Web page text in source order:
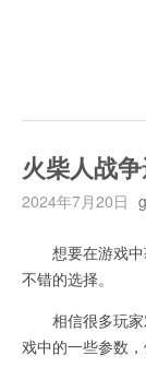
火柴人战
2024年7月20日
想要在游戏中
不错的选择。
相信很多玩家
戏中的一些参数